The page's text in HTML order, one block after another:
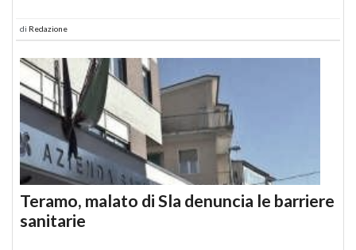
di Redazione
Teramo, malato di Sla denuncia le barriere
sanitarie